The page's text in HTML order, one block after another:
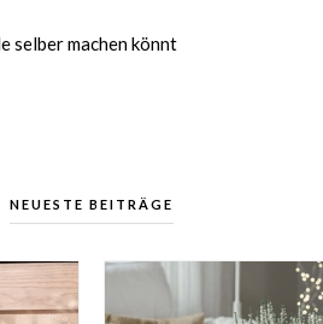
selber machen könnt
NEUESTE BEITRÄGE